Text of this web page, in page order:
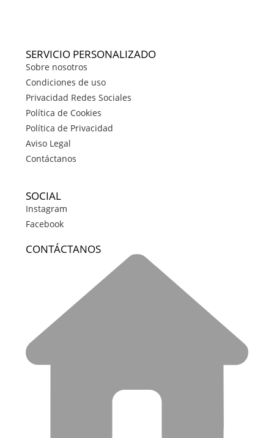
SERVICIO PERSONALIZADO
Sobre nosotros
Condiciones de uso
Privacidad Redes Sociales
Política de Cookies
Política de Privacidad
Aviso Legal
Contáctanos
SOCIAL
Instagram
Facebook
CONTÁCTANOS